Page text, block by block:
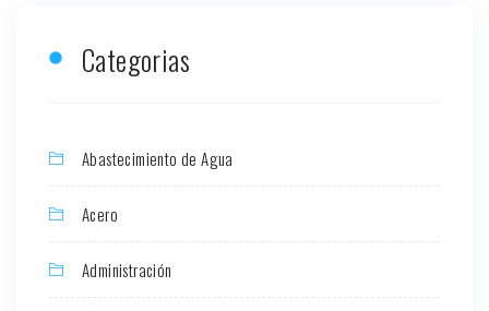
Categorias
Abastecimiento de Agua
Acero
Administración